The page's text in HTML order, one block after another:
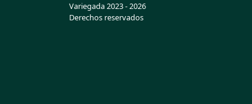
Variegada 2023 - 2026
Derechos reservados